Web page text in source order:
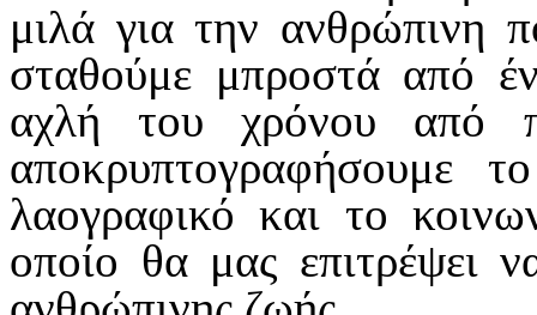
μιλά για την ανθρώπινη
σταθούμε μπροστά από
αχλή του χρόνου από
αποκρυπτογραφήσουμε
λαογραφικό και το
οποίο θα μας επιτρέψει